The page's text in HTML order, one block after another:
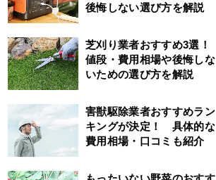
後悔しない選び方を解説
芝刈り業者おすすめ3選！
値段・費用相場や後悔しな
いための選び方を解説
害獣駆除業者おすすめラン
キングが決定！ 具体的な
費用相場・口コミも紹介